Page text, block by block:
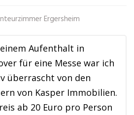
Ergersheim
Aufenthalt in
für eine Messe war ich
überrascht von den
von Kasper Immobilien.
ab 20 Euro pro Person